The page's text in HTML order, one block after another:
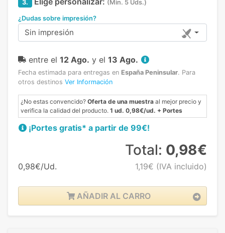
3. (Min. 5 Uds.)
¿Dudas sobre impresión?
Sin impresión
entre el 12 Ago. y el 13 Ago.
Fecha estimada para entregas en España Peninsular. Para
otros destinos Ver Información
¿No estas convencido? Oferta de una muestra al mejor precio y
verifica la calidad del producto. 1 ud. 0,98€/ud. + Portes
¡Portes gratis* a partir de 99€!
0,98€/Ud.
Total: 0,98€
1,19€ (IVA incluido)
AÑADIR AL CARRO